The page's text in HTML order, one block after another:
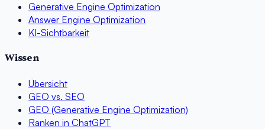
Generative Engine Optimization
Answer Engine Optimization
KI-Sichtbarkeit
Wissen
Übersicht
GEO vs. SEO
GEO (Generative Engine Optimization)
Ranken in ChatGPT